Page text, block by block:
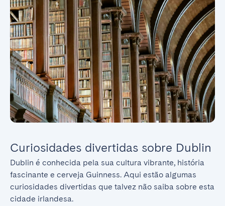
Curiosidades divertidas sobre Dublin
Dublin é conhecida pela sua cultura vibrante, história
fascinante e cerveja Guinness. Aqui estão algumas
curiosidades divertidas que talvez não saiba sobre esta
cidade irlandesa.